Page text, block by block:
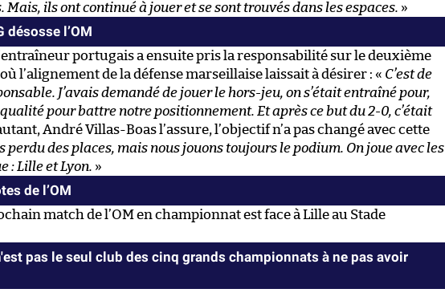
ils ont continué à jouer et se sont trouvés dans les espaces. »
désosse l’OM
portugais a ensuite pris la responsabilité sur le deuxième
l’alignement de la défense marseillaise laissait à désirer : « C’est de
J’avais demandé de jouer le hors-jeu, on s’était entraîné pour,
pour battre notre positionnement. Et après ce but du 2-0, c’était
André Villas-Boas l’assure, l’objectif n’a pas changé avec cette
perdu des places, mais nous jouons toujours le podium. On joue avec les
: Lille et Lyon. »
de l’OM
match de l’OM en championnat est face à Lille au Stade
pas le seul club des cinq grands championnats à ne pas avoir